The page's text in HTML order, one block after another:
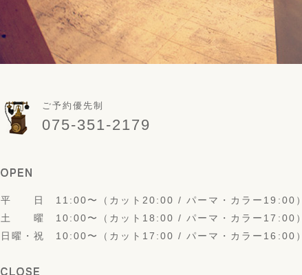
ご予約優先制
075-351-2179
平 日 11:00〜（カット20:00 / パーマ・カラー19:00）
土 曜 10:00〜（カット18:00 / パーマ・カラー17:00）
日曜・祝 10:00〜（カット17:00 / パーマ・カラー16:00）